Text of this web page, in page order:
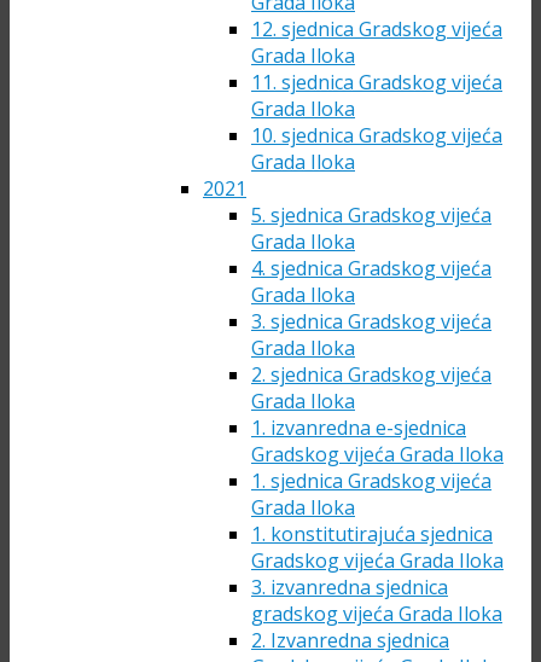
12. sjednica Gradskog vijeća
Grada Iloka
11. sjednica Gradskog vijeća
Grada Iloka
10. sjednica Gradskog vijeća
Grada Iloka
2021
5. sjednica Gradskog vijeća
Grada Iloka
4. sjednica Gradskog vijeća
Grada Iloka
3. sjednica Gradskog vijeća
Grada Iloka
2. sjednica Gradskog vijeća
Grada Iloka
1. izvanredna e-sjednica
Gradskog vijeća Grada Iloka
1. sjednica Gradskog vijeća
Grada Iloka
1. konstitutirajuća sjednica
Gradskog vijeća Grada Iloka
3. izvanredna sjednica
gradskog vijeća Grada Iloka
2. Izvanredna sjednica